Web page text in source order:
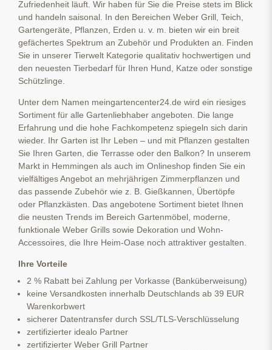
Zufriedenheit läuft. Wir haben für Sie die Preise stets im Blick
und handeln saisonal. In den Bereichen Weber Grill, Teich,
Gartengeräte, Pflanzen, Erden u. v. m. bieten wir ein breit
gefächertes Spektrum an Zubehör und Produkten an. Finden
Sie in unserer Tierwelt Kategorie qualitativ hochwertigen und
den neuesten Tierbedarf für Ihren Hund, Katze oder sonstige
Schützlinge.
Unter dem Namen meingartencenter24.de wird ein riesiges
Sortiment für alle Gartenliebhaber angeboten. Die lange
Erfahrung und die hohe Fachkompetenz spiegeln sich darin
wieder. Ihr Garten ist Ihr Leben – und mit Pflanzen gestalten
Sie Ihren Garten, die Terrasse oder den Balkon? In unserem
Markt in Hemmingen als auch im Onlineshop finden Sie ein
vielfältiges Angebot an mehrjährigen Zimmerpflanzen und
das passende Zubehör wie z. B. Gießkannen, Übertöpfe
oder Pflanzkästen. Das angebotene Sortiment bietet Ihnen
die neusten Trends im Bereich Gartenmöbel, moderne,
funktionale Weber Grills sowie Dekoration und Wohn-
Accessoires, die Ihre Heim-Oase noch attraktiver gestalten.
Ihre Vorteile
2 % Rabatt bei Zahlung per Vorkasse (Banküberweisung)
keine Versandkosten innerhalb Deutschlands ab 39 EUR
Warenkorbwert
sicherer Datentransfer durch SSL/TLS-Verschlüsselung
zertifizierter idealo Partner
zertifizierter Weber Grill Partner